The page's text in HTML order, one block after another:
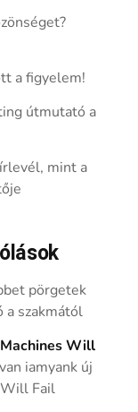
a figyelem!
útmutató a
mint a
pörgetek
a szakmától
Will
iamyank új
Fail